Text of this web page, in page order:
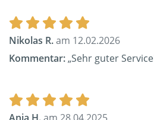
Nikolas R.am 12.02.2026
Kommentar:„Sehr guter